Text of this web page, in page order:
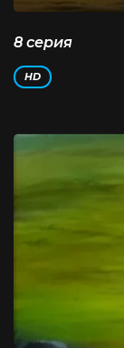
8 серия
HD